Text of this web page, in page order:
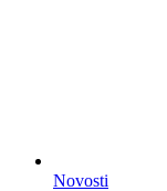
Novosti